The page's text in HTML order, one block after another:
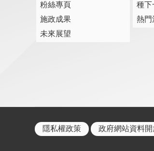
粉絲專頁
施政成果
未來展望
種下
熱門
隱私權政策 政府網站資料